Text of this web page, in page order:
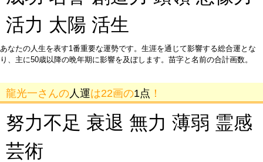
活力 太陽 活生
あなたの人生を表す1番重要な運勢です。生涯を通じて影響する総合運とな
り、主に50歳以降の晩年期に影響を及ぼします。苗字と名前の合計画数。
龍光一さんの 人運は22画の1点 ！
努力不足 衰退 無力 薄弱 霊感
芸術